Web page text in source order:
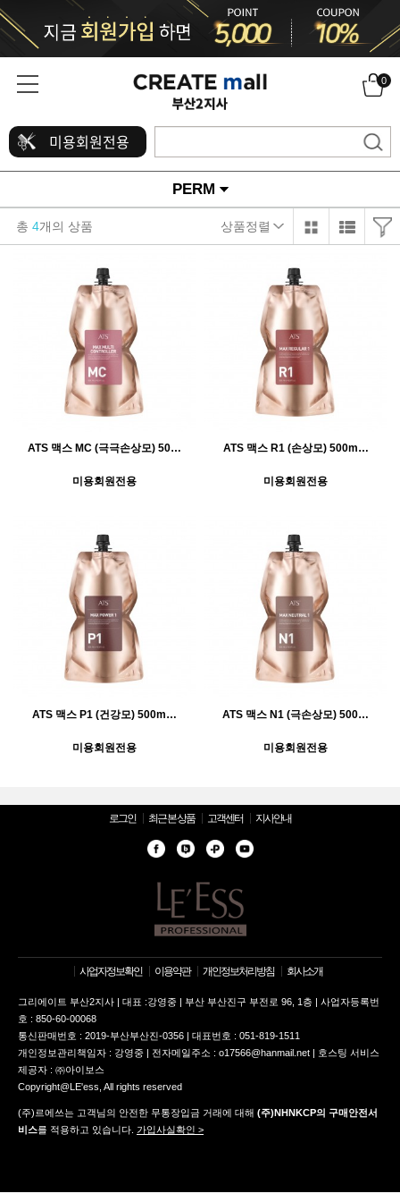
0
미용회원전용
PERM
총 4개의 상품 상품정렬
ATS 맥스 MC (극극손상모) 50…
미용회원전용
ATS 맥스 R1 (손상모) 500m…
미용회원전용
ATS 맥스 P1 (건강모) 500m…
미용회원전용
ATS 맥스 N1 (극손상모) 500…
미용회원전용
로그인 최근 본 상품 고객센터 지사안내
사업자정보확인 이용약관 개인정보처리방침 회사소개
그리에이트 부산2지사 | 대표 :강영중 | 부산 부산진구 부전로 96, 1층 | 사업자등록번
호 : 850-60-00068
통신판매번호 : 2019-부산부산진-0356 | 대표번호 : 051-819-1511
개인정보관리책임자 : 강영중 | 전자메일주소 : o17566@hanmail.net | 호스팅 서비스
제공자 : ㈜아이보스
Copyright@LE'ess, All rights reserved
(주)르에쓰는 고객님의 안전한 무통장입금 거래에 대해 (주)NHNKCP의 구매안전서
비스를 적용하고 있습니다. 가입사실확인 >